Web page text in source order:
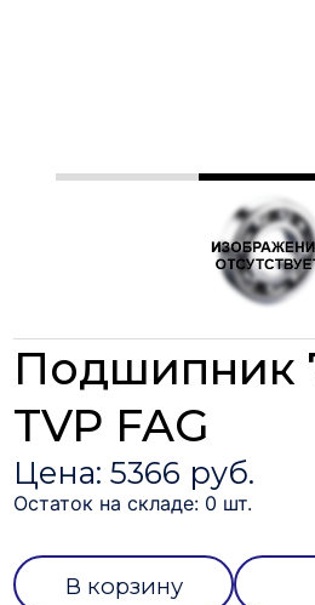
Подшипник
TVP FAG
Цена: 5366 руб.
Остаток на складе: 0 шт.
В корзину